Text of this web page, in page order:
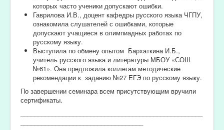
которых часто ученики допускают ошибки.
Гаврилова И.В., доцент кафедры русского языка ЧГПУ,
ознакомила слушателей с ошибками, которые
допускают учащиеся в олимпиадных работах по
русскому языку.
Выступила по обмену опытом Бархаткина И.Б.,
учитель русского языка и литературы МБОУ «СОШ
№61». Она предложила коллегам методические
рекомендации к заданию №27 ЕГЭ по русскому языку.
По завершении семинара всем присутствующим вручили
сертификаты.